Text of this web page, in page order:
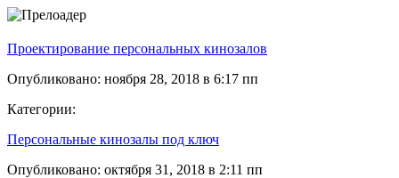
Проектирование персональных кинозалов
Опубликовано: ноября 28, 2018 в 6:17 пп
Категории:
Персональные кинозалы под ключ
Опубликовано: октября 31, 2018 в 2:11 пп